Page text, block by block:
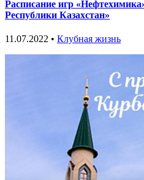
Расписание игр
Республики Казахстан»
11.07.2022 • Клубная жизнь